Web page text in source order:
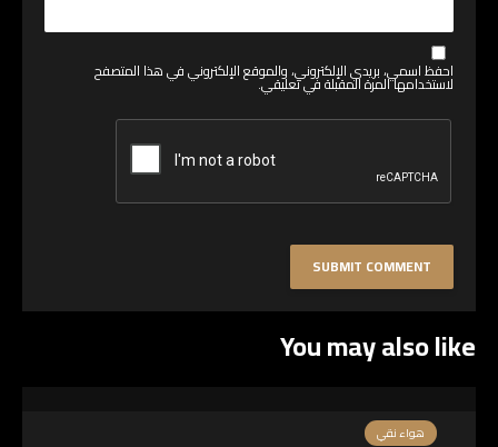
احفظ اسمي، بريدي الإلكتروني، والموقع الإلكتروني في هذا المتصفح
لاستخدامها المرة المقبلة في تعليقي.
You may also like
هواء نقي